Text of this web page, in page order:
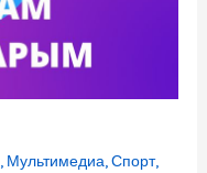
, Мультимедиа,Спорт,